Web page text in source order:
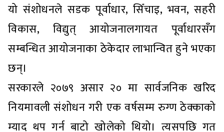
यो संशोधनले सडक पूर्वाधार, सिँचाइ, भवन, सहरी
विकास, विद्युत् आयोजनालगायत पूर्वाधारसँग
सम्बन्धित आयोजनाका ठेकेदार लाभान्वित हुने भएका
छन्।
सरकारले २०७९ असार २० मा सार्वजनिक खरिद
नियमावली संशोधन गरी एक वर्षसम्म रुग्ण ठेक्काको
म्याद थप गर्न बाटो खोलेको थियो। त्यसपछि गत